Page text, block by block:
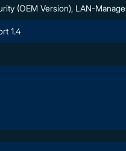
(OEM Version), LAN-
1.4